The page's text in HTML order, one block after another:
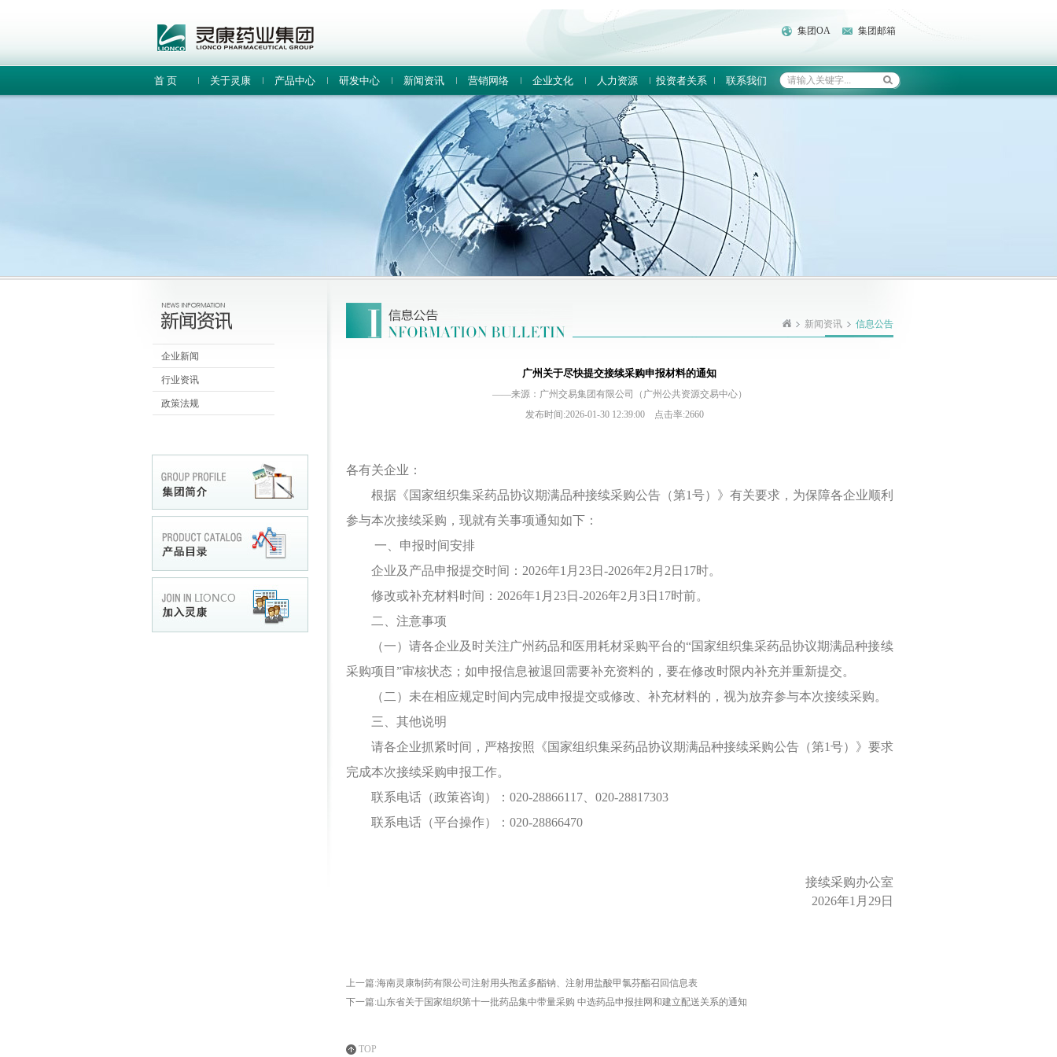
集团OA 集团邮箱
首 页 关于灵康 产品中心 研发中心 新闻资讯 营销网络 企业文化 人力资源 投资者关系 联系我们
企业新闻
行业资讯
政策法规
新闻资讯 信息公告
广州关于尽快提交接续采购申报材料的通知
——来源：广州交易集团有限公司（广州公共资源交易中心）
发布时间:2026-01-30 12:39:00 点击率:2660
各有关企业：
根据《国家组织集采药品协议期满品种接续采购公告（第1号）》有关要求，为保障各企业顺利
参与本次接续采购，现就有关事项通知如下：
一、 申报时间安排
企业及产品申报提交时间：2026年1月23日-2026年2月2日17时。
修改或补充材料时间：2026年1月23日-2026年2月3日17时前。
二、注意事项
（一）请各企业及时关注广州药品和医用耗材采购平台的“国家组织集采药品协议期满品种接续
采购项目”审核状态；如申报信息被退回需要补充资料的，要在修改时限内补充并重新提交。
（二）未在相应规定时间内完成申报提交或修改、补充材料的，视为放弃参与本次接续采购。
三、其他说明
请各企业抓紧时间，严格按照《国家组织集采药品协议期满品种接续采购公告（第1号）》要求
完成本次接续采购申报工作。
联系电话（政策咨询）：020-28866117、020-28817303
联系电话（平台操作）：020-28866470
接续采购办公室
2026年1月29日
上一篇:海南灵康制药有限公司注射用头孢孟多酯钠、注射用盐酸甲氯芬酯召回信息表
下一篇:山东省关于国家组织第十一批药品集中带量采购 中选药品申报挂网和建立配送关系的通知
TOP